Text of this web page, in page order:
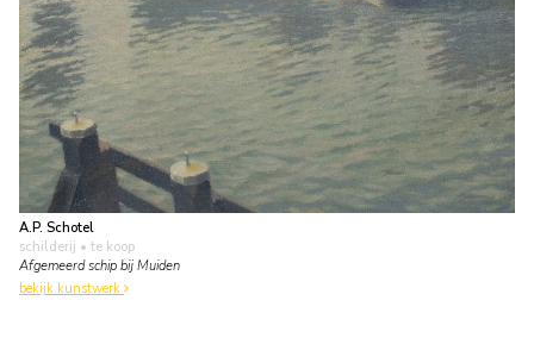
A.P. Schotel
schilderij • te koop
Afgemeerd schip bij Muiden
bekijk kunstwerk